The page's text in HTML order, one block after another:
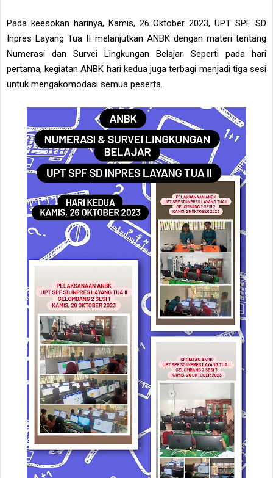
Pada keesokan harinya, Kamis, 26 Oktober 2023, UPT SPF SD
Inpres Layang Tua II melanjutkan ANBK dengan materi tentang
Numerasi dan Survei Lingkungan Belajar. Seperti pada hari
pertama, kegiatan ANBK hari kedua juga terbagi menjadi tiga sesi
untuk mengakomodasi semua peserta.